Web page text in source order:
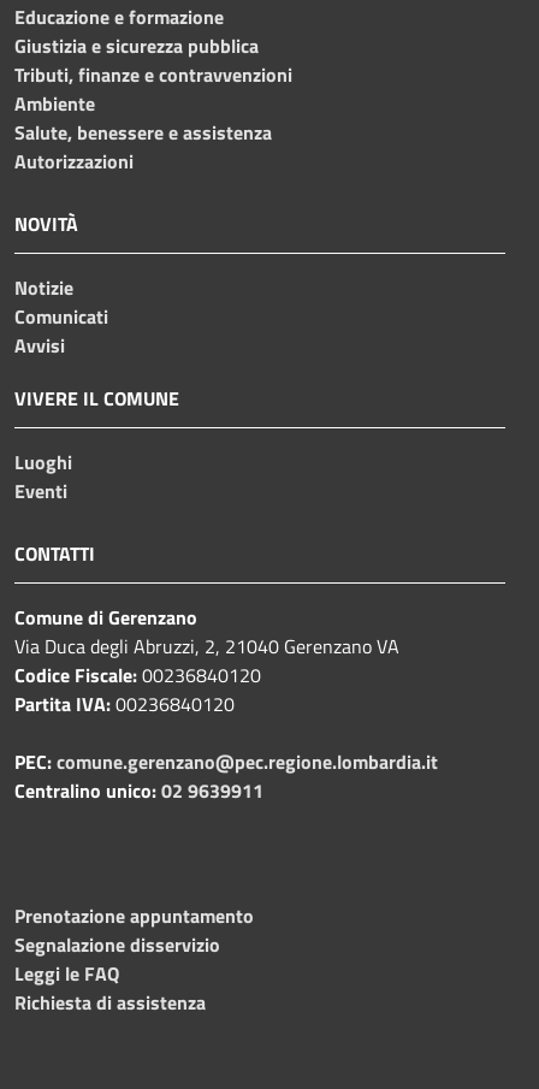
Educazione e formazione
Giustizia e sicurezza pubblica
Tributi, finanze e contravvenzioni
Ambiente
Salute, benessere e assistenza
Autorizzazioni
NOVITÀ
Notizie
Comunicati
Avvisi
VIVERE IL COMUNE
Luoghi
Eventi
CONTATTI
Comune di Gerenzano
Via Duca degli Abruzzi, 2, 21040 Gerenzano VA
Codice Fiscale:00236840120
Partita IVA:00236840120
PEC:comune.gerenzano@pec.regione.lombardia.it
Centralino unico:02 9639911
Prenotazione appuntamento
Segnalazione disservizio
Leggi le FAQ
Richiesta di assistenza